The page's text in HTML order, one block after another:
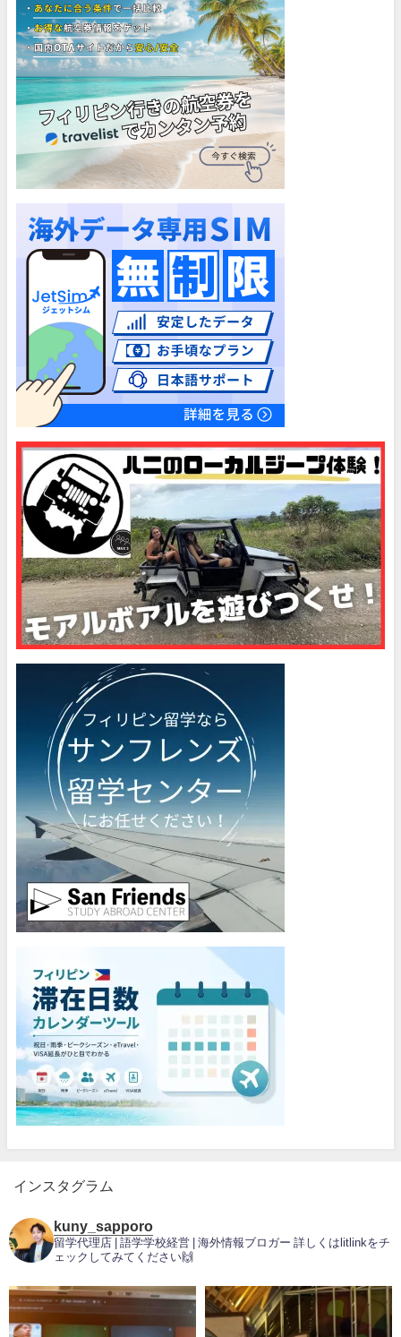
インスタグラム
kuny_sapporo
留学代理店 | 語学学校経営 | 海外情報ブロガー 詳しくはlitlinkをチ
ェックしてみてください🙌